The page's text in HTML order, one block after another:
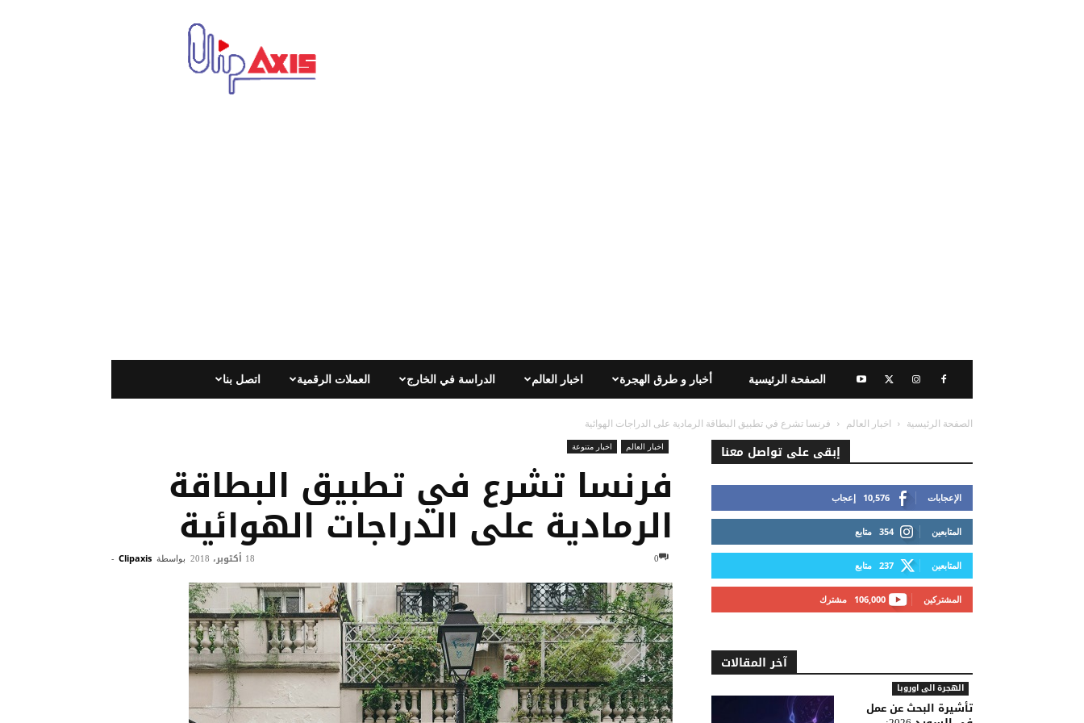
اتصل بنا العملات الرقمية الدراسة في الخارج اخبار العالم أخبار و طرق الهجرة الصفحة الرئيسية
الصفحة الرئيسية اخبار العالم فرنسا تشرع في تطبيق البطاقة الرمادية على الدراجات الهوائية
اخبار العالم اخبار متنوعة
فرنسا تشرع في تطبيق البطاقة
الرمادية على الدراجات الهوائية
بواسطة Clipaxis
- 18 أكتوبر، 2018 0
إبقى على تواصل معنا
10,576 إعجاب الإعجابات
354 متابع المتابعين
237 متابع المتابعين
106,000 مشترك المشتركين
آخر المقالات
الهجرة الى اوروبا
تأشيرة البحث عن عمل